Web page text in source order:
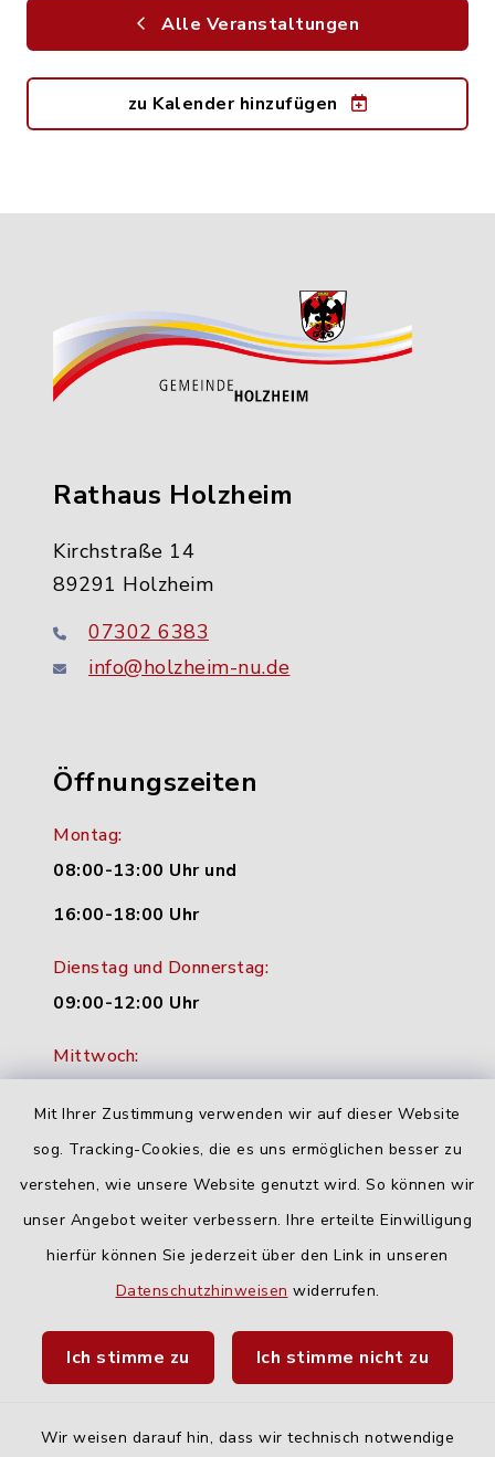
Mit Ihrer Zustimmung verwenden wir auf dieser Website
sog. Tracking-Cookies, die es uns ermöglichen besser zu
verstehen, wie unsere Website genutzt wird. So können wir
unser Angebot weiter verbessern. Ihre erteilte Einwilligung
hierfür können Sie jederzeit über den Link in unseren
Datenschutzhinweisen widerrufen.
Ich stimme zu Ich stimme nicht zu
Wir weisen darauf hin, dass wir technisch notwendige
Alle Veranstaltungen
zu Kalender hinzufügen
Rathaus Holzheim
Kirchstraße 14
89291 Holzheim
07302 6383
info@holzheim-nu.de
Öffnungszeiten
Montag:
08:00-13:00 Uhr und
16:00-18:00 Uhr
Dienstag und Donnerstag:
09:00-12:00 Uhr
Mittwoch:
Freitag:
geschlossen
Quicklinks
Fahrplanauskunft DING